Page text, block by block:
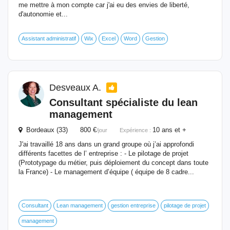
me mettre à mon compte car j'ai eu des envies de liberté,
d'autonomie et...
Assistant administratif Wix Excel Word Gestion
Desveaux A.
Consultant spécialiste du lean
management
Bordeaux (33) 800 €/jour Expérience : 10 ans et +
J'ai travaillé 18 ans dans un grand groupe où j’ai approfondi
différents facettes de l’ entreprise : - Le pilotage de projet
(Prototypage du métier, puis déploiement du concept dans toute
la France) - Le management d’équipe ( équipe de 8 cadre...
Consultant Lean management gestion entreprise pilotage de projet
management